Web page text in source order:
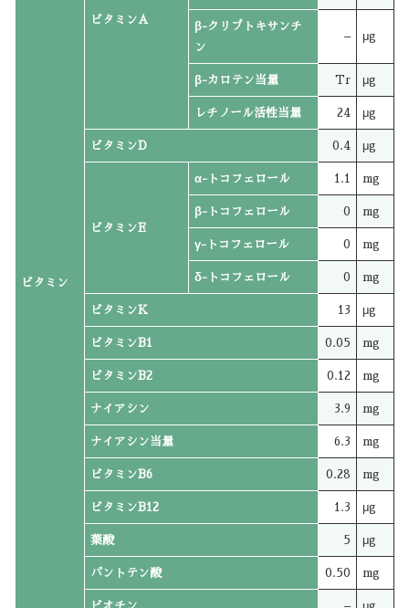
ビタミン
ビタミンA
β-クリプトキサンチ
ン
– μg
β-カロテン当量 Tr μg
レチノール活性当量 24 μg
ビタミンD 0.4 μg
ビタミンE
α-トコフェロール 1.1 mg
β-トコフェロール 0 mg
γ-トコフェロール 0 mg
δ-トコフェロール 0 mg
ビタミンK 13 μg
ビタミンB1 0.05 mg
ビタミンB2 0.12 mg
ナイアシン 3.9 mg
ナイアシン当量 6.3 mg
ビタミンB6 0.28 mg
ビタミンB12 1.3 μg
葉酸 5 μg
パントテン酸 0.50 mg